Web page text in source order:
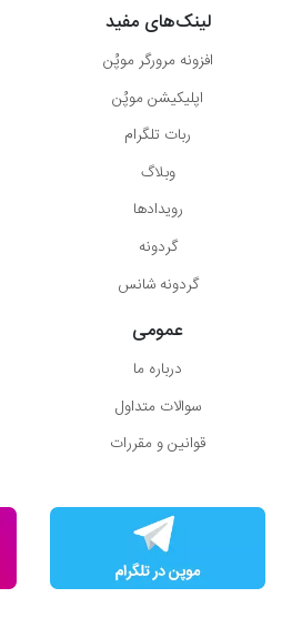
لینک‌های مفید
افزونه مرورگر موپُن
اپلیکیشن موپُن
ربات تلگرام
وبلاگ
رویدادها
گردونه
گردونه شانس
عمومی
درباره ما
سوالات متداول
قوانین و مقررات